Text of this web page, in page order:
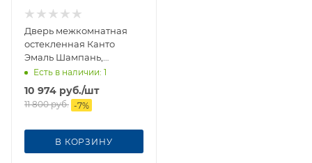
Дверь межкомнатная
остекленная Канто
Эмаль Шампань,
ширина 600мм
Есть в наличии: 1
10 974 руб./шт
11 800руб. -7%
В КОРЗИНУ